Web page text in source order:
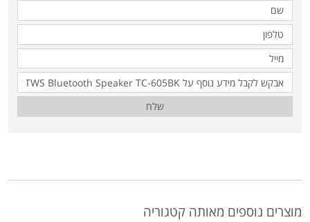
שלח
מוצרים נוספים מאותה קטגוריה